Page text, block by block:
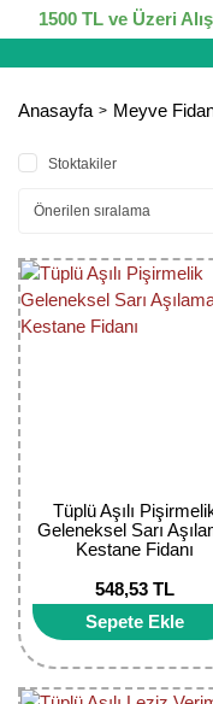
1500 TL ve Üzeri
Anasayfa Meyve
Stoktakiler
Tüplü Aşılı
Geleneksel Sarı
Kestane Fidanı
548,53 TL
Sepete Ekle